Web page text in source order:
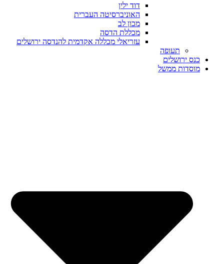
דוד ילין
האוניברסיטה העברית
מכון לב
מכללת הדסה
עזריאלי מכללה אקדמית להנדסה ירושלים
תעופה
כנס ירושלים
מוסדות ממשל